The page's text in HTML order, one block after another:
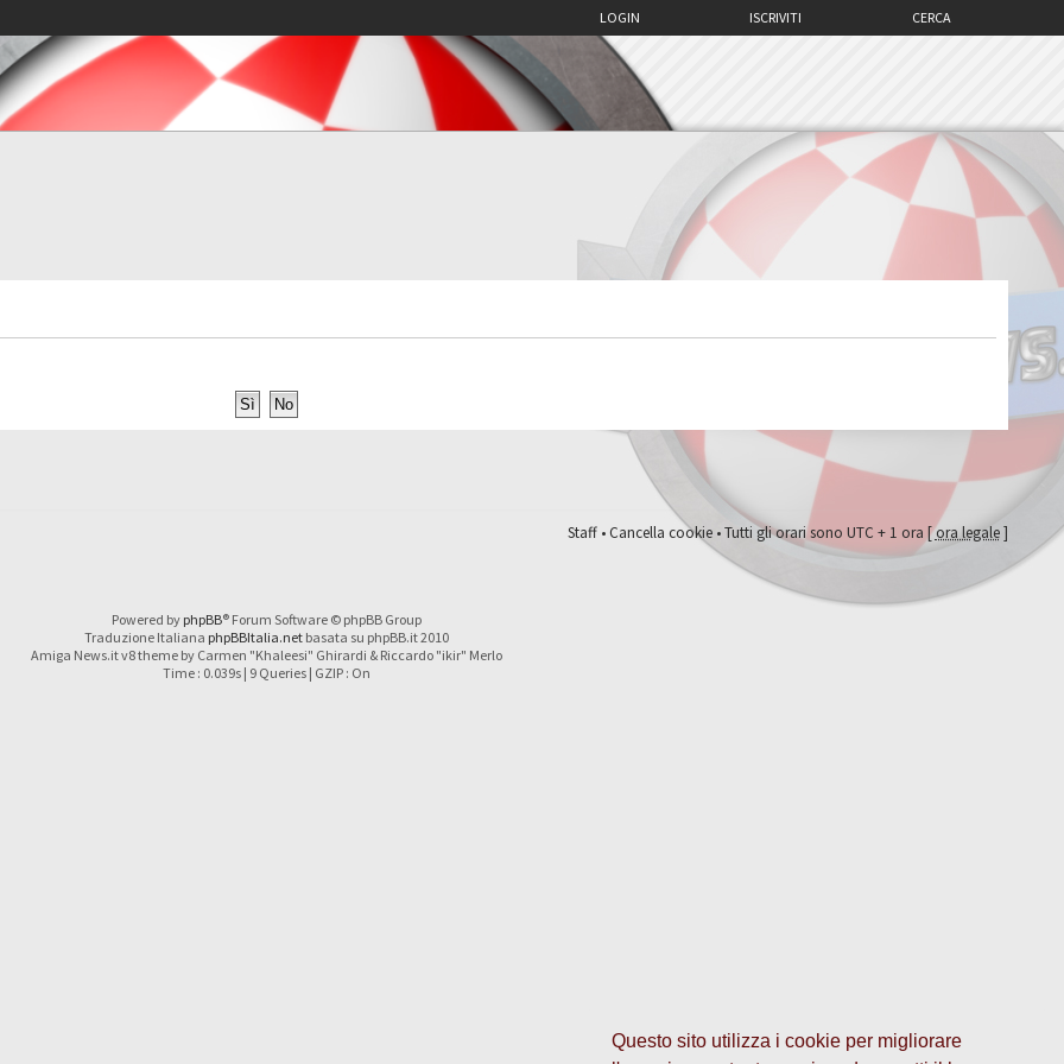
Questo sito utilizza i cookie per migliorare
CERCA
ISCRIVITI
LOGIN
Staff•Cancella cookie• Tutti gli orari sono UTC + 1 ora [ora legale]
Powered by phpBB® Forum Software © phpBB Group
Traduzione Italiana phpBBItalia.netbasata su phpBB.it 2010
Amiga News.it v8 theme by Carmen "Khaleesi" Ghirardi & Riccardo "ikir" Merlo
Time : 0.039s | 9 Queries | GZIP : On